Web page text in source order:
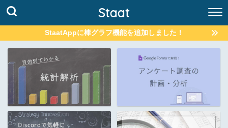
Staat
StaatAppに棒グラフ機能を追加しました！